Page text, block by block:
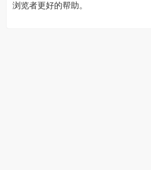
浏览者更好的帮助。